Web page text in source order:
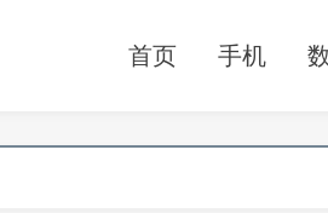
首页 手机